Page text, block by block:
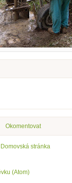
Okomentovat
Domovská stránka
(Atom)